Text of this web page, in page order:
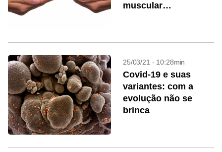
muscular
25/03/21 - 10:28min
Covid-19 e suas
variantes: com a
evolução não se
brinca